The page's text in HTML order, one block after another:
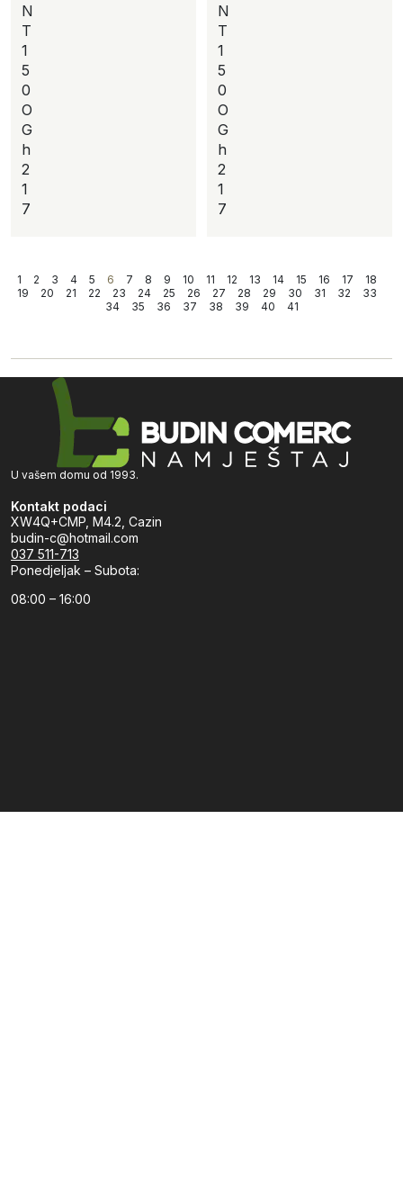
N
T
1
5
0
O
G
h
2
1
7
N
T
1
5
0
O
G
h
2
1
7
1 2 3 4 5 6 7 8 9 10 11 12 13 14 15 16 17
18
19
20 21 22 23 24 25 26 27 28 29 30 31 32
33
34
35 36 37 38 39 40 41
U vašem domu od 1993.
Kontakt podaci
XW4Q+CMP, M4.2, Cazin
budin-c@hotmail.com
037 511-713
Ponedjeljak – Subota:
08:00 – 16:00